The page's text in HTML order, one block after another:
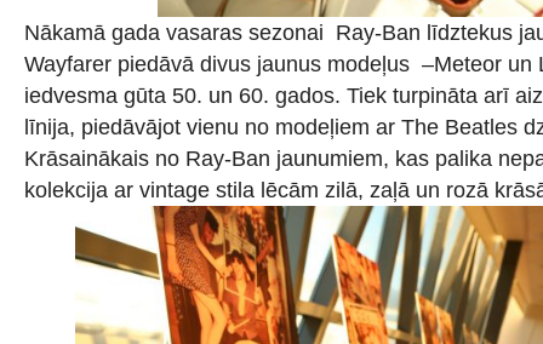
Nākamā gada vasaras sezonai Ray-Ban līdztekus
Wayfarer piedāvā divus jaunus modeļus –Meteor un
iedvesma gūta 50. un 60. gados. Tiek turpināta arī
līnija, piedāvājot vienu no modeļiem ar The Beatles
Krāsainākais no Ray-Ban jaunumiem, kas palika
kolekcija ar vintage stila lēcām zilā, zaļā un rozā